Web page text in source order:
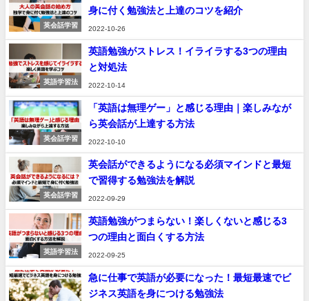
英会話学習
身に付く勉強法と上達のコツを紹介
2022-10-26
英語学習法
英語勉強がストレス！イライラする3つの理由
と対処法
2022-10-14
英会話学習
「英語は無理ゲー」と感じる理由｜楽しみなが
ら英会話が上達する方法
2022-10-10
英会話学習
英会話ができるようになる必須マインドと最短
で習得する勉強法を解説
2022-09-29
英語学習法
英語勉強がつまらない！楽しくないと感じる3
つの理由と面白くする方法
2022-09-25
急に仕事で英語が必要になった！最短最速でビ
ジネス英語を身につける勉強法